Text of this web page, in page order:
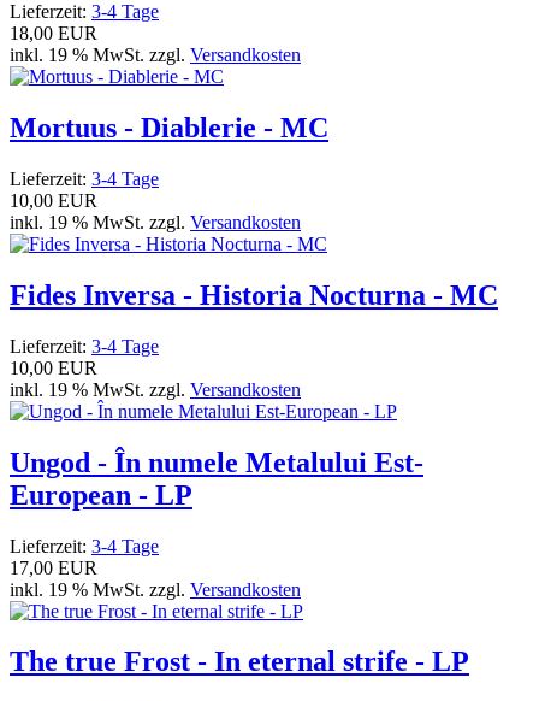
Lieferzeit: 3-4 Tage
18,00 EUR
inkl. 19 % MwSt. zzgl. Versandkosten
Mortuus - Diablerie - MC
Lieferzeit: 3-4 Tage
10,00 EUR
inkl. 19 % MwSt. zzgl. Versandkosten
Fides Inversa - Historia Nocturna - MC
Lieferzeit: 3-4 Tage
10,00 EUR
inkl. 19 % MwSt. zzgl. Versandkosten
Ungod - În numele Metalului Est-
European - LP
Lieferzeit: 3-4 Tage
17,00 EUR
inkl. 19 % MwSt. zzgl. Versandkosten
The true Frost - In eternal strife - LP